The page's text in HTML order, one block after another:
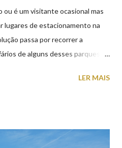
ou é um visitante ocasional mas
lugares de estacionamento na
passa por recorrer a
de alguns desses parques de
da cidade (entenda-se por
Viana Shopping é grátis de
LER MAIS